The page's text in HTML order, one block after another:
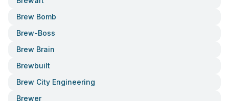
Brew Bomb
Brew-Boss
Brew Brain
Brewbuilt
Brew City Engineering
Brewer